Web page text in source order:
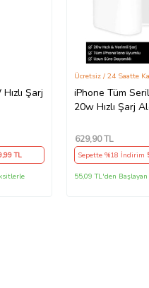
Şarj
,99 TL
iPhone Tüm
20w Hızlı Şarj
Girişli Adaptör
Ücretsiz / 24 Saatte
629,90 TL
Sepette %18 İndirim
55,09 TL'den